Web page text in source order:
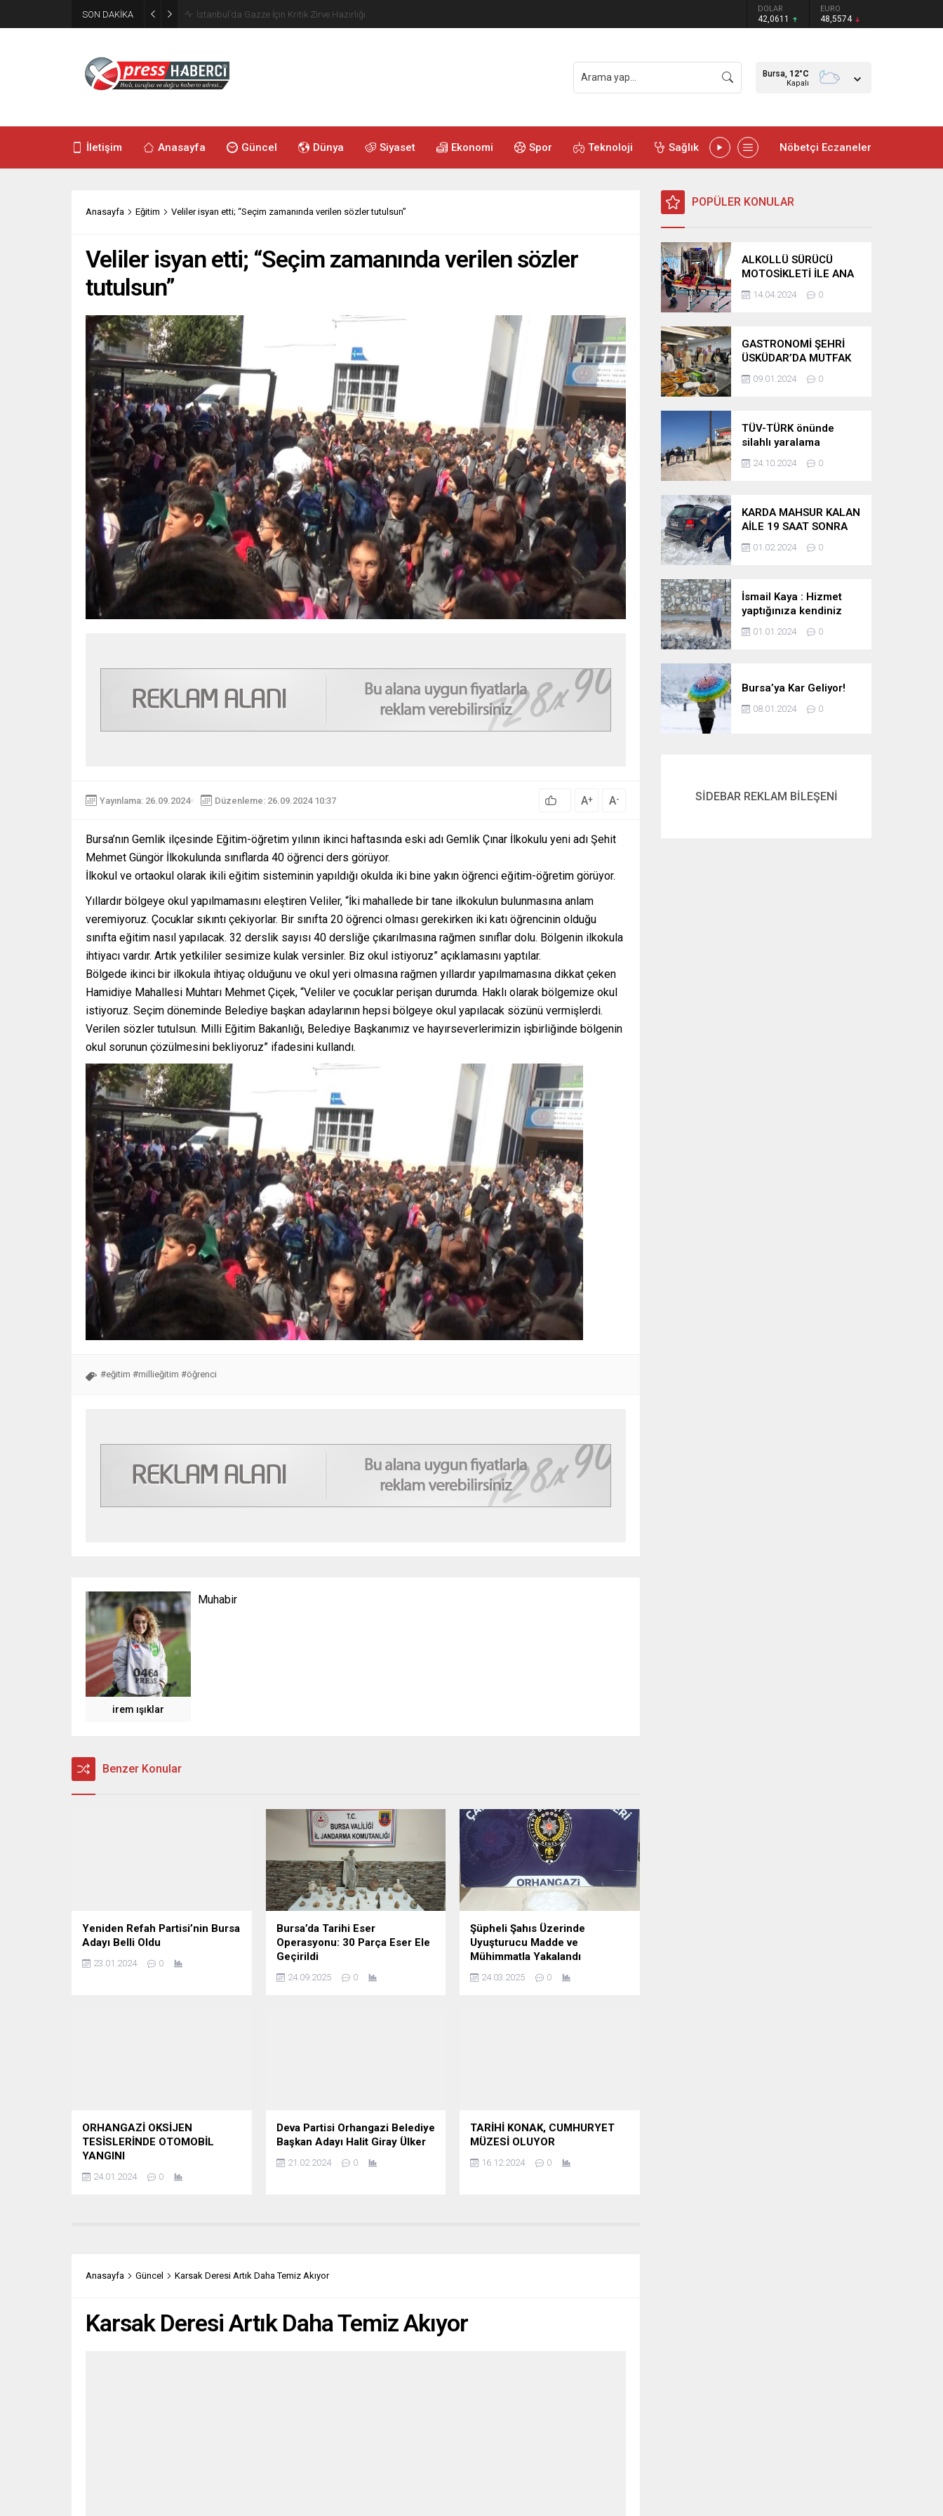
SON DAKİKA Spor Dünyasında Şok: Hakemlere Toplu Görev Yasağı DOLAR
42,0611
EURO
48,5574
Bursa, 12°C
Kapalı
İletişim Anasayfa Güncel Dünya Siyaset Ekonomi Spor Teknoloji Sağlık Nöbetçi Eczaneler
Anasayfa Eğitim Veliler isyan etti; “Seçim zamanında verilen sözler tutulsun”
Veliler isyan etti; “Seçim zamanında verilen sözler
tutulsun”
Yayınlama: 26.09.2024 Düzenleme: 26.09.2024 10:37 A+ A-
Bursa’nın Gemlik ilçesinde Eğitim-öğretim yılının ikinci haftasında eski adı Gemlik Çınar İlkokulu yeni adı Şehit
Mehmet Güngör İlkokulunda sınıflarda 40 öğrenci ders görüyor.
İlkokul ve ortaokul olarak ikili eğitim sisteminin yapıldığı okulda iki bine yakın öğrenci eğitim-öğretim görüyor.
Yıllardır bölgeye okul yapılmamasını eleştiren Veliler, “İki mahallede bir tane ilkokulun bulunmasına anlam
veremiyoruz. Çocuklar sıkıntı çekiyorlar. Bir sınıfta 20 öğrenci olması gerekirken iki katı öğrencinin olduğu
sınıfta eğitim nasıl yapılacak. 32 derslik sayısı 40 dersliğe çıkarılmasına rağmen sınıflar dolu. Bölgenin ilkokula
ihtiyacı vardır. Artık yetkililer sesimize kulak versinler. Biz okul istiyoruz” açıklamasını yaptılar.
Bölgede ikinci bir ilkokula ihtiyaç olduğunu ve okul yeri olmasına rağmen yıllardır yapılmamasına dikkat çeken
Hamidiye Mahallesi Muhtarı Mehmet Çiçek, “Veliler ve çocuklar perişan durumda. Haklı olarak bölgemize okul
istiyoruz. Seçim döneminde Belediye başkan adaylarının hepsi bölgeye okul yapılacak sözünü vermişlerdi.
Verilen sözler tutulsun. Milli Eğitim Bakanlığı, Belediye Başkanımız ve hayırseverlerimizin işbirliğinde bölgenin
okul sorunun çözülmesini bekliyoruz” ifadesini kullandı.
#eğitim #millieğitim #öğrenci
irem ışıklar
Muhabir
Benzer Konular
Yeniden Refah Partisi’nin Bursa
Adayı Belli Oldu
23.01.2024 0
Bursa’da Tarihi Eser
Operasyonu: 30 Parça Eser Ele
Geçirildi
24.09.2025 0
Şüpheli Şahıs Üzerinde
Uyuşturucu Madde ve
Mühimmatla Yakalandı
24.03.2025 0
ORHANGAZİ OKSİJEN
TESİSLERİNDE OTOMOBİL
YANGINI
24.01.2024 0
Deva Partisi Orhangazi Belediye
Başkan Adayı Halit Giray Ülker
21.02.2024 0
TARİHİ KONAK, CUMHURYET
MÜZESİ OLUYOR
16.12.2024 0
Anasayfa Güncel Karsak Deresi Artık Daha Temiz Akıyor
Karsak Deresi Artık Daha Temiz Akıyor
POPÜLER KONULAR
ALKOLLÜ SÜRÜCÜ
MOTOSİKLETİ İLE ANA
YOLA ÇIKTI REFÜJE
SAVRULDU
14.04.2024 0
GASTRONOMİ ŞEHRİ
ÜSKÜDAR’DA MUTFAK
SANATLARI AKADEMİSİ
AÇILDI
09.01.2024 0
TÜV-TÜRK önünde
silahlı yaralama
24.10.2024 0
KARDA MAHSUR KALAN
AİLE 19 SAAT SONRA
KURTARILDI
01.02.2024 0
İsmail Kaya : Hizmet
yaptığınıza kendiniz
inanıyormusunuz ?
01.01.2024 0
Bursa’ya Kar Geliyor!
08.01.2024 0
SİDEBAR REKLAM BİLEŞENİ